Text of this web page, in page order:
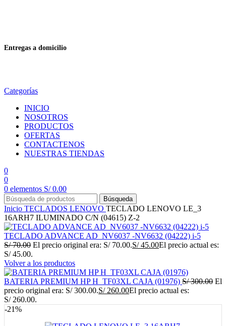
Entregas a domicilio
Categorías
INICIO
NOSOTROS
PRODUCTOS
OFERTAS
CONTACTENOS
NUESTRAS TIENDAS
0
0
0 elementos S/0.00
Búsqueda
Inicio TECLADOS LENOVO TECLADO LENOVO LE_3
16ARH7 ILUMINADO C/N (04615) Z-2
TECLADO ADVANCE AD_NV6037 -NV6632 (04222) i-5
S/70.00 El precio original era: S/ 70.00.S/45.00El precio actual es:
S/ 45.00.
Volver a los productos
BATERIA PREMIUM HP H_TF03XL CAJA (01976) S/300.00 El
precio original era: S/ 300.00.S/260.00El precio actual es:
S/ 260.00.
-21%